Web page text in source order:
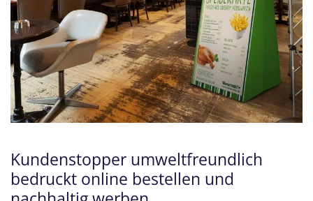
Kundenstopper umweltfreundlich
bedruckt online bestellen und